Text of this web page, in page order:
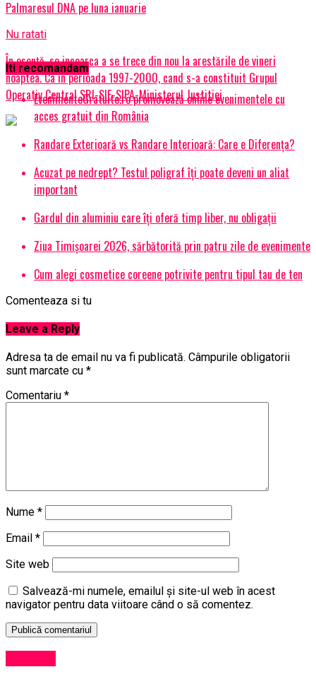
Palmaresul DNA pe luna ianuarie
Nu ratati
În esență, se incearca a se trece din nou la arestările de vineri
noaptea. Ca in perioada 1997-2000, cand s-a constituit Grupul
Operativ Central SRI-SIE-SIPA-Ministerul Justitiei
Iti recomandam
EvenimenteGratuite.ro promovează online evenimentele cu
acces gratuit din România
Randare Exterioară vs Randare Interioară: Care e Diferența?
Acuzat pe nedrept? Testul poligraf îţi poate deveni un aliat
important
Gardul din aluminiu care îți oferă timp liber, nu obligații
Ziua Timișoarei 2026, sărbătorită prin patru zile de evenimente
Cum alegi cosmetice coreene potrivite pentru tipul tau de ten
Comenteaza si tu
Leave a Reply
Adresa ta de email nu va fi publicată. Câmpurile obligatorii
sunt marcate cu *
Comentariu *
Nume *
Email *
Site web
Salvează-mi numele, emailul și site-ul web în acest
navigator pentru data viitoare când o să comentez.